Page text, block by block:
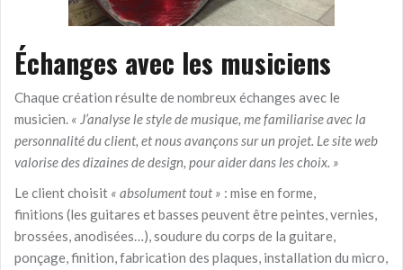
Échanges avec les musiciens
Chaque création résulte de nombreux échanges avec le
musicien. « J’analyse le style de musique, me familiarise avec la
personnalité du client, et nous avançons sur un projet. Le site web
valorise des dizaines de design, pour aider dans les choix. »
Le client choisit « absolument tout » : mise en forme,
finitions (les guitares et basses peuvent être peintes, vernies,
brossées, anodisées…), soudure du corps de la guitare,
ponçage, finition, fabrication des plaques, installation du micro,